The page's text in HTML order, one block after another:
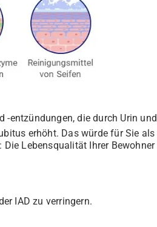
-entzündungen, die durch Urin und
erhöht. Das würde für Sie als
Lebensqualität Ihrer Bewohner
IAD zu verringern.